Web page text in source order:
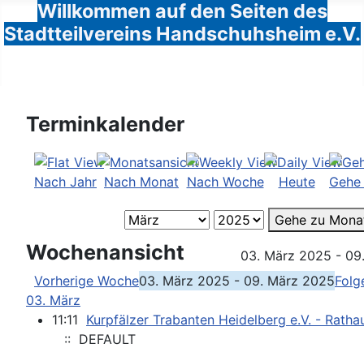
Willkommen auf den Seiten des
Stadtteilvereins Handschuhsheim e.V.
Terminkalender
Nach Jahr Nach Monat Nach Woche Heute
Gehe zu
Wochenansicht
03. März 2025 -
Vorherige Woche03. März 2025 - 09. März 2025
03. März
11:11 Kurpfälzer Trabanten Heidelberg e.V. -
:: DEFAULT